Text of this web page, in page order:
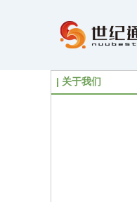
关于我们